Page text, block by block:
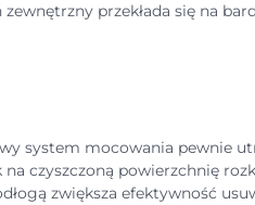
przekłada się na
system mocowania pewnie
czyszczoną powierzchnię
zwiększa efektywność